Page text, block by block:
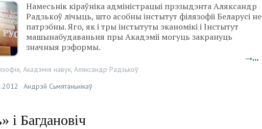
Намесьнік кіраўніка адміністрацыі прэзыдэнта Аляксандр
Радзькоў лічыць, што асобны інстытут філязофіі Беларусі не
патрэбны. Яго, як і тры інстытуты эканомікі і Інстытут
машынабудаваньня пры Акадэміі могуць закрануць
значныя рэформы.
→…
, Акадэмія навук, Аляксандр Радзькоў
Андрэй Сьмятаньнікаў
і Багдановіч